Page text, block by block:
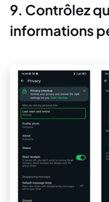
9. Contrôlez
informations